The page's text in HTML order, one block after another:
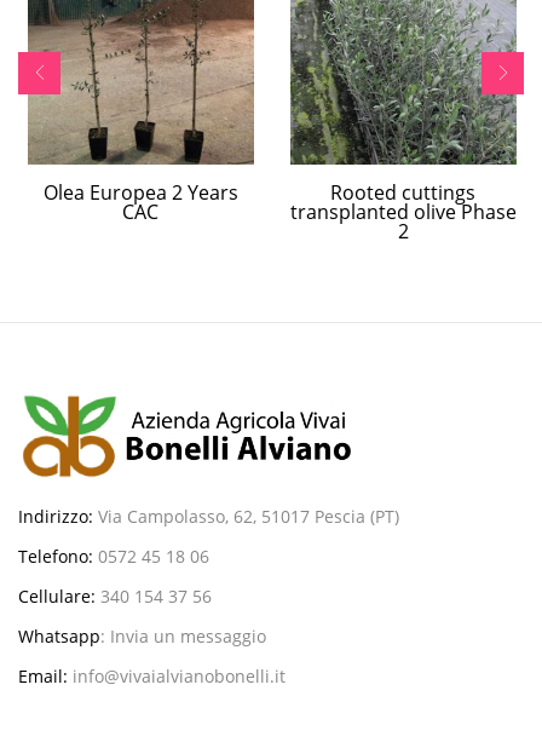
Olea Europea 2 Years
CAC
Rooted cuttings
transplanted olive Phase
2
Indirizzo: Via Campolasso, 62, 51017 Pescia (PT)
Telefono: 0572 45 18 06
Cellulare: 340 154 37 56
Whatsapp: Invia un messaggio
Email: info@vivaialvianobonelli.it